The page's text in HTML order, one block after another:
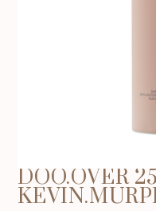
DOO.OVER